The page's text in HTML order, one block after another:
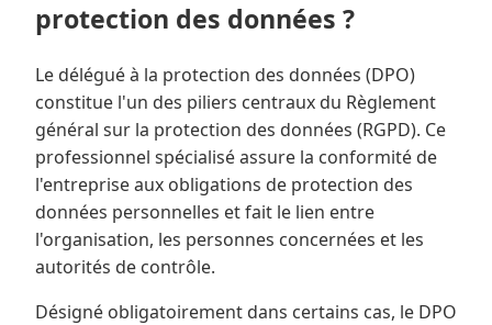
protection des données ?
Le délégué à la protection des données (DPO)
constitue l'un des piliers centraux du Règlement
général sur la protection des données (RGPD). Ce
professionnel spécialisé assure la conformité de
l'entreprise aux obligations de protection des
données personnelles et fait le lien entre
l'organisation, les personnes concernées et les
autorités de contrôle.
Désigné obligatoirement dans certains cas, le DPO